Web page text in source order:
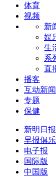
体育
视频
新
娱
生
系
直
播客
互动新闻
专题
保健
新明日报
早报俱
电子报
国际版
中国版